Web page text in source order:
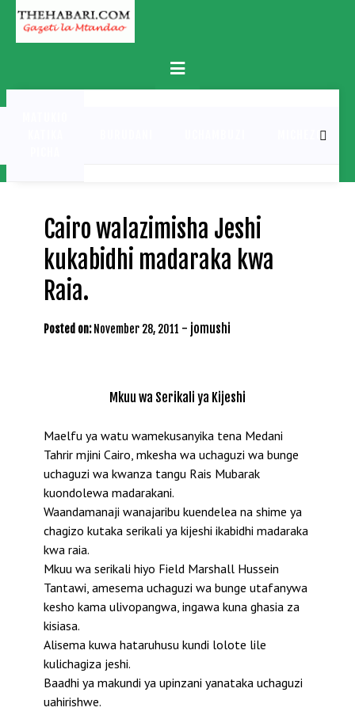
Skip
content
Primary
Menu
MICHEZO
Cairo walazimisha Jeshi
kukabidhi madaraka kwa
Raia.
Posted on: November 28, 2011 - jomushi
Mkuu wa Serikali ya Kijeshi
Maelfu ya watu wamekusanyika tena Medani
Tahrir mjini Cairo, mkesha wa uchaguzi wa bunge
uchaguzi wa kwanza tangu Rais Mubarak
kuondolewa madarakani.
Waandamanaji wanajaribu kuendelea na shime ya
chagizo kutaka serikali ya kijeshi ikabidhi madaraka
kwa raia.
Mkuu wa serikali hiyo Field Marshall Hussein
Tantawi, amesema uchaguzi wa bunge utafanywa
kesho kama ulivopangwa, ingawa kuna ghasia za
kisiasa.
Alisema kuwa hataruhusu kundi lolote lile
kulichagiza jeshi.
Baadhi ya makundi ya upinzani yanataka uchaguzi
uahirishwe.